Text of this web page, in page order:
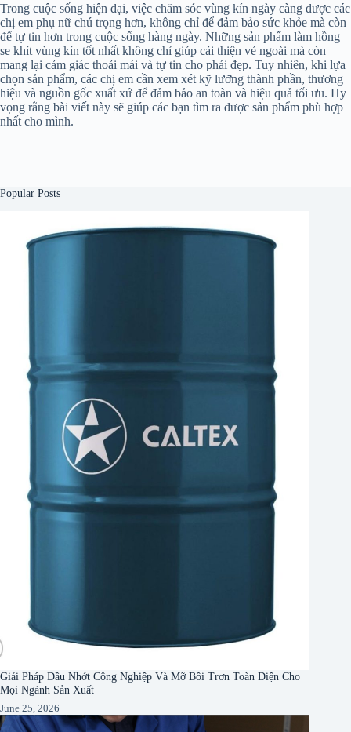
Trong cuộc sống hiện đại, việc chăm sóc vùng kín ngày càng được các
chị em phụ nữ chú trọng hơn, không chỉ để đảm bảo sức khỏe mà còn
để tự tin hơn trong cuộc sống hàng ngày. Những sản phẩm làm hồng
se khít vùng kín tốt nhất không chỉ giúp cải thiện vẻ ngoài mà còn
mang lại cảm giác thoải mái và tự tin cho phái đẹp. Tuy nhiên, khi lựa
chọn sản phẩm, các chị em cần xem xét kỹ lưỡng thành phần, thương
hiệu và nguồn gốc xuất xứ để đảm bảo an toàn và hiệu quả tối ưu. Hy
vọng rằng bài viết này sẽ giúp các bạn tìm ra được sản phẩm phù hợp
nhất cho mình.
Popular Posts
Giải Pháp Dầu Nhớt Công Nghiệp Và Mỡ Bôi Trơn Toàn Diện Cho
Mọi Ngành Sản Xuất
June 25, 2026